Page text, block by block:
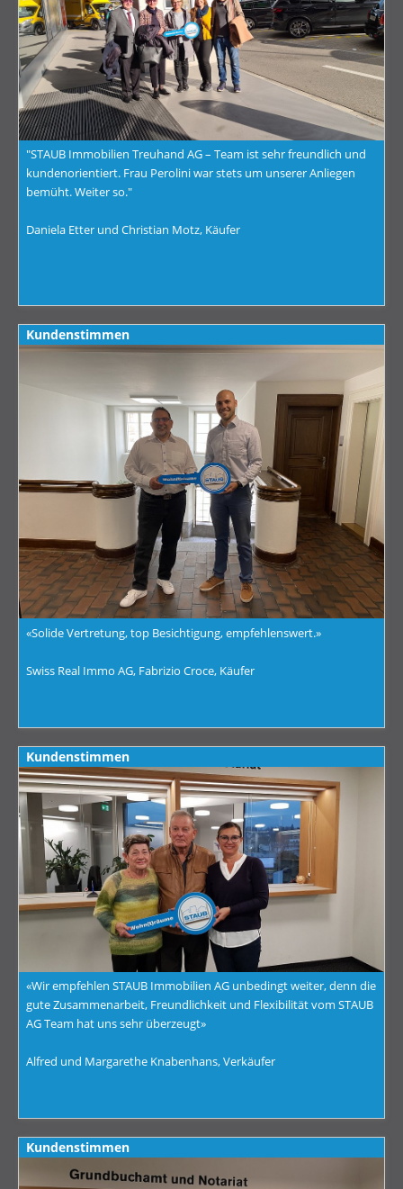
"STAUB Immobilien Treuhand AG – Team ist sehr freundlich und
kundenorientiert. Frau Perolini war stets um unserer Anliegen
bemüht. Weiter so."
Daniela Etter und Christian Motz, Käufer
Kundenstimmen
«Solide Vertretung, top Besichtigung, empfehlenswert.»
Swiss Real Immo AG, Fabrizio Croce, Käufer
Kundenstimmen
«Wir empfehlen STAUB Immobilien AG unbedingt weiter, denn die
gute Zusammenarbeit, Freundlichkeit und Flexibilität vom STAUB
AG Team hat uns sehr überzeugt»
Alfred und Margarethe Knabenhans, Verkäufer
Kundenstimmen